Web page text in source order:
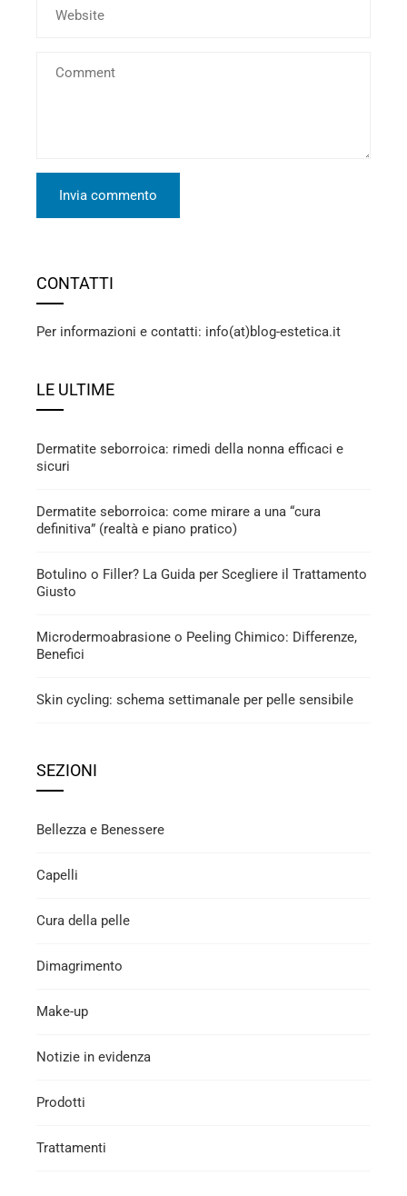
CONTATTI
Per informazioni e contatti: info(at)blog-estetica.it
LE ULTIME
Dermatite seborroica: rimedi della nonna efficaci e
sicuri
Dermatite seborroica: come mirare a una “cura
definitiva” (realtà e piano pratico)
Botulino o Filler? La Guida per Scegliere il Trattamento
Giusto
Microdermoabrasione o Peeling Chimico: Differenze,
Benefici
Skin cycling: schema settimanale per pelle sensibile
SEZIONI
Bellezza e Benessere
Capelli
Cura della pelle
Dimagrimento
Make-up
Notizie in evidenza
Prodotti
Trattamenti